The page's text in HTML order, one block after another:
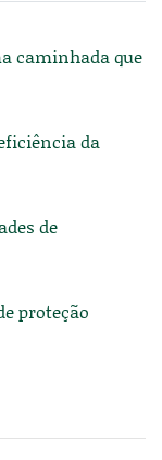
caminhada que
da
de
proteção